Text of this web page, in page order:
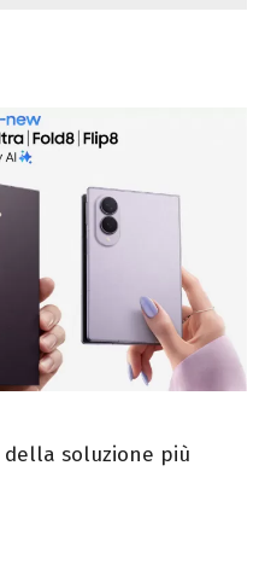
soluzione più